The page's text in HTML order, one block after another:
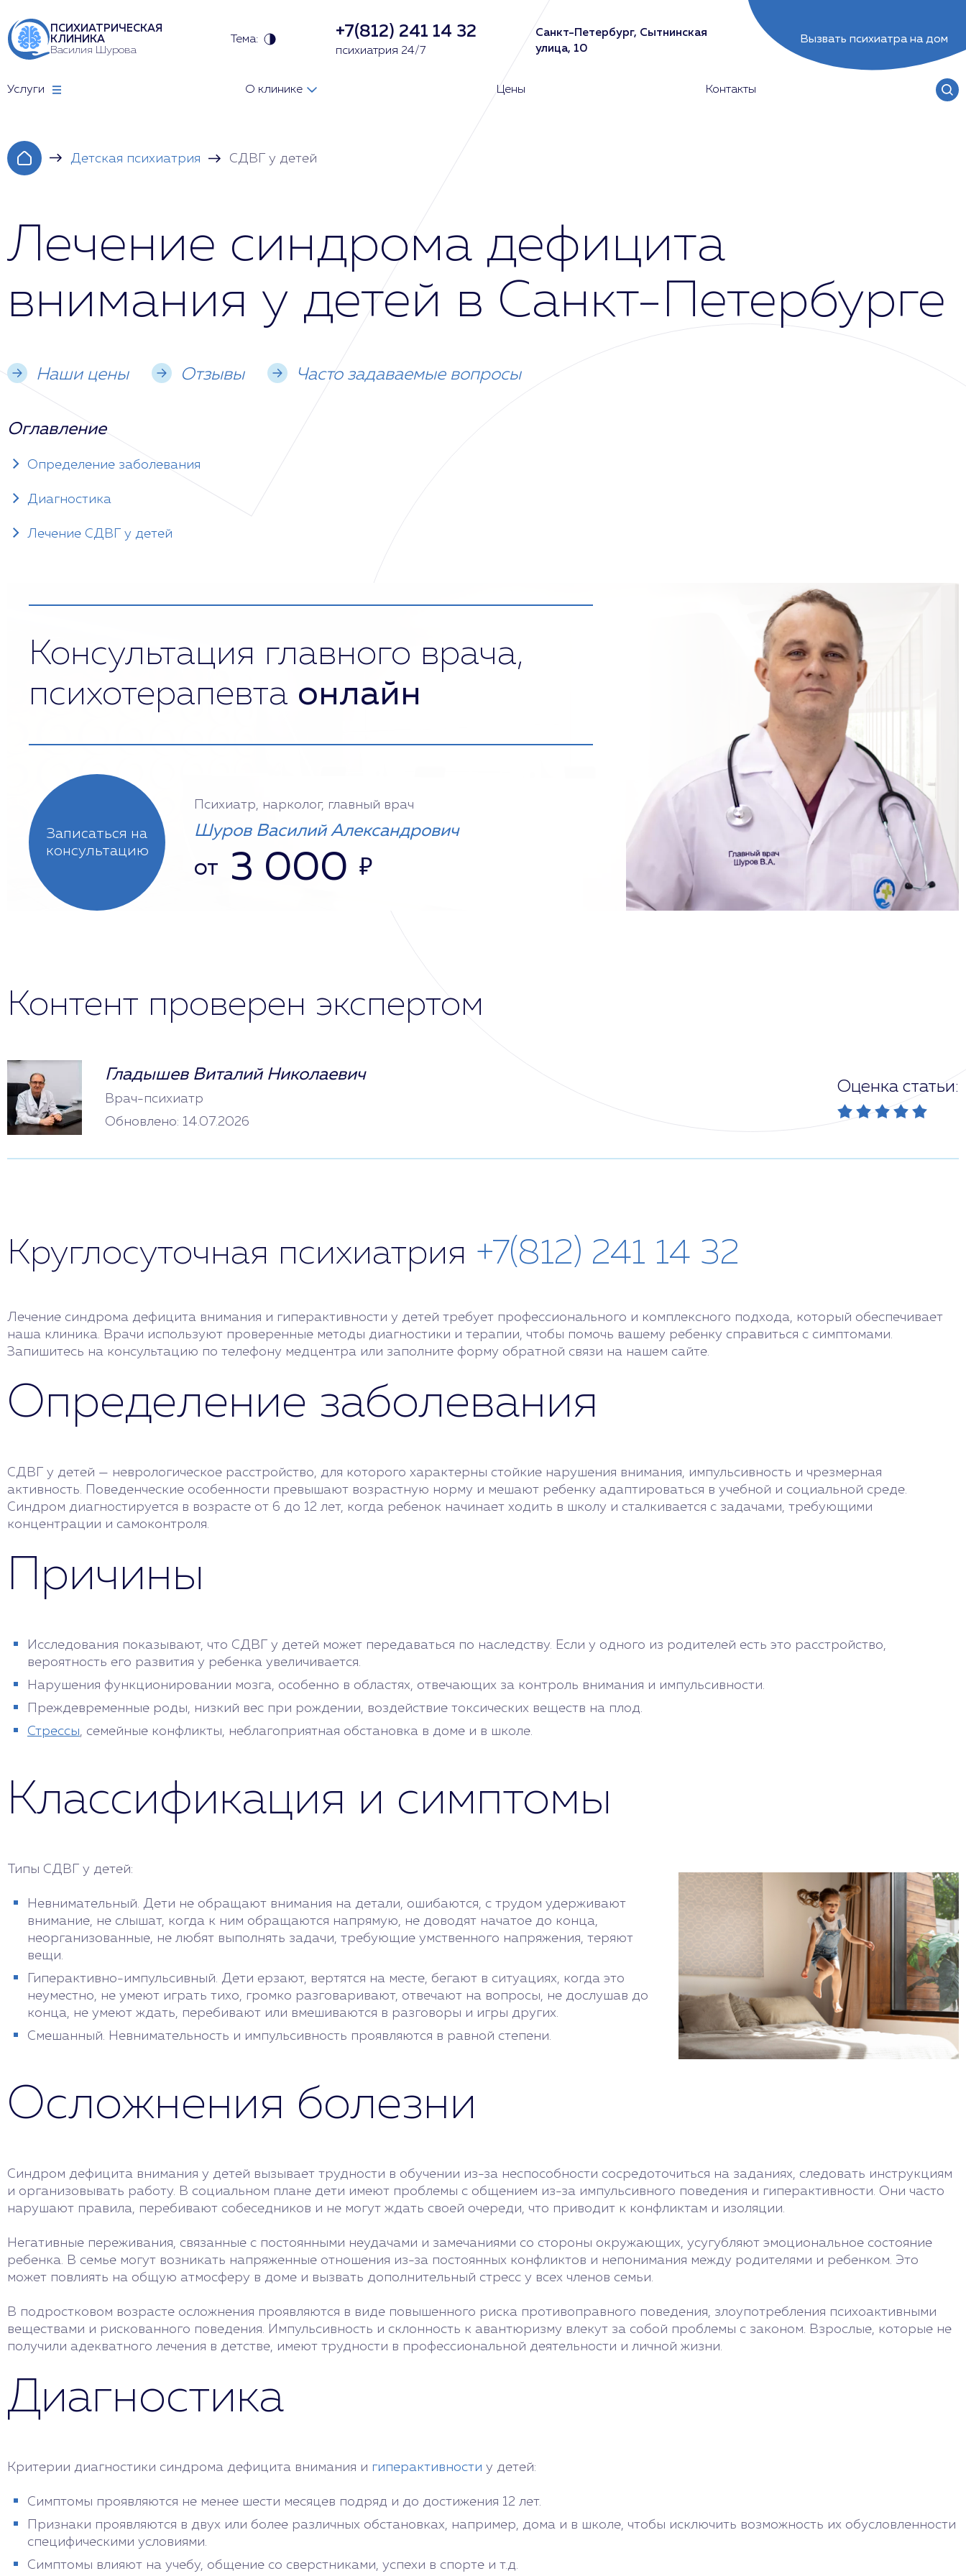
ПСИХИАТРИЧЕСКАЯ
КЛИНИКА
Василия Шурова
Тема: +7(812) 241 14 32
психиатрия 24/7
Санкт-Петербург, Сытнинская
улица, 10
Вызвать психиатра на дом
Услуги О клинике Цены Контакты
Детская психиатрия СДВГ у детей
Лечение синдрома дефицита
внимания у детей в Санкт-Петербурге
Наши цены Отзывы Часто задаваемые вопросы
Оглавление
Определение заболевания
Диагностика
Лечение СДВГ у детей
Консультация главного врача,
психотерапевта онлайн
Записаться на
консультацию
Психиатр, нарколог, главный врач
Шуров Василий Александрович
от 3 000 ₽
Контент проверен экспертом
Гладышев Виталий Николаевич
Врач-психиатр
Обновлено: 14.07.2026
Оценка статьи:
Круглосуточная психиатрия +7(812) 241 14 32
Лечение синдрома дефицита внимания и гиперактивности у детей требует профессионального и комплексного подхода, который обеспечивает
наша клиника. Врачи используют проверенные методы диагностики и терапии, чтобы помочь вашему ребенку справиться с симптомами.
Запишитесь на консультацию по телефону медцентра или заполните форму обратной связи на нашем сайте.
Определение заболевания
СДВГ у детей — неврологическое расстройство, для которого характерны стойкие нарушения внимания, импульсивность и чрезмерная
активность. Поведенческие особенности превышают возрастную норму и мешают ребенку адаптироваться в учебной и социальной среде.
Синдром диагностируется в возрасте от 6 до 12 лет, когда ребенок начинает ходить в школу и сталкивается с задачами, требующими
концентрации и самоконтроля.
Причины
Исследования показывают, что СДВГ у детей может передаваться по наследству. Если у одного из родителей есть это расстройство,
вероятность его развития у ребенка увеличивается.
Нарушения функционировании мозга, особенно в областях, отвечающих за контроль внимания и импульсивности.
Преждевременные роды, низкий вес при рождении, воздействие токсических веществ на плод.
Стрессы, семейные конфликты, неблагоприятная обстановка в доме и в школе.
Классификация и симптомы
Типы СДВГ у детей:
Невнимательный. Дети не обращают внимания на детали, ошибаются, с трудом удерживают
внимание, не слышат, когда к ним обращаются напрямую, не доводят начатое до конца,
неорганизованные, не любят выполнять задачи, требующие умственного напряжения, теряют
вещи.
Гиперактивно-импульсивный. Дети ерзают, вертятся на месте, бегают в ситуациях, когда это
неуместно, не умеют играть тихо, громко разговаривают, отвечают на вопросы, не дослушав до
конца, не умеют ждать, перебивают или вмешиваются в разговоры и игры других.
Смешанный. Невнимательность и импульсивность проявляются в равной степени.
Осложнения болезни
Синдром дефицита внимания у детей вызывает трудности в обучении из-за неспособности сосредоточиться на заданиях, следовать инструкциям
и организовывать работу. В социальном плане дети имеют проблемы с общением из-за импульсивного поведения и гиперактивности. Они часто
нарушают правила, перебивают собеседников и не могут ждать своей очереди, что приводит к конфликтам и изоляции.
Негативные переживания, связанные с постоянными неудачами и замечаниями со стороны окружающих, усугубляют эмоциональное состояние
ребенка. В семье могут возникать напряженные отношения из-за постоянных конфликтов и непонимания между родителями и ребенком. Это
может повлиять на общую атмосферу в доме и вызвать дополнительный стресс у всех членов семьи.
В подростковом возрасте осложнения проявляются в виде повышенного риска противоправного поведения, злоупотребления психоактивными
веществами и рискованного поведения. Импульсивность и склонность к авантюризму влекут за собой проблемы с законом. Взрослые, которые не
получили адекватного лечения в детстве, имеют трудности в профессиональной деятельности и личной жизни.
Диагностика
Критерии диагностики синдрома дефицита внимания и гиперактивности у детей:
Симптомы проявляются не менее шести месяцев подряд и до достижения 12 лет.
Признаки проявляются в двух или более различных обстановках, например, дома и в школе, чтобы исключить возможность их обусловленности
специфическими условиями.
Симптомы влияют на учебу, общение со сверстниками, успехи в спорте и т.д.